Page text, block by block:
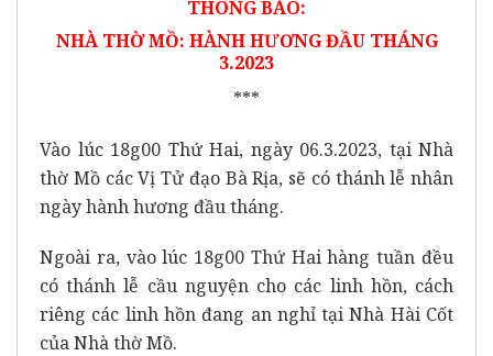
THÔNG BÁO:
NHÀ THỜ MỒ: HÀNH HƯƠNG ĐẦU THÁNG
3.2023
***
Vào lúc 18g00 Thứ Hai, ngày 06.3.2023, tại Nhà
thờ Mồ các Vị Tử đạo Bà Rịa, sẽ có thánh lễ nhân
ngày hành hương đầu tháng.
Ngoài ra, vào lúc 18g00 Thứ Hai hàng tuần đều
có thánh lễ cầu nguyện cho các linh hồn, cách
riêng các linh hồn đang an nghỉ tại Nhà Hài Cốt
của Nhà thờ Mồ.